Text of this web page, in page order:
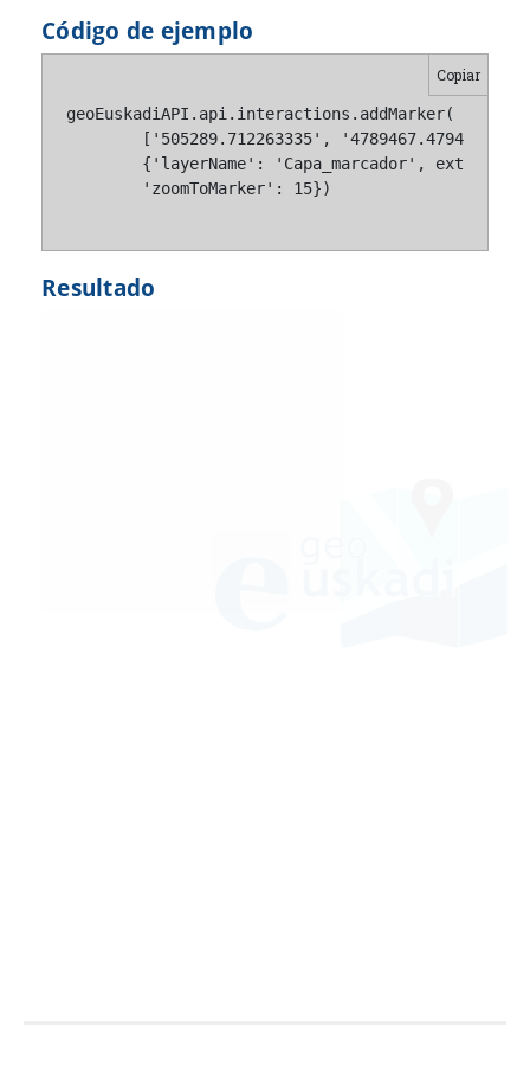
Código de ejemplo
Copiar
geoEuskadiAPI.api.interactions.addMarker(
	'zoomToMarker': 15})
Resultado